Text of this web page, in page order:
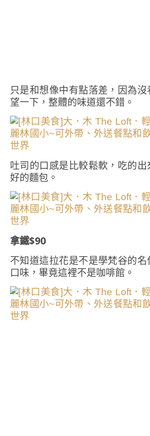
只是和想像中有點落差，因為
望一下，整體的味道還不錯。
吐司的口感是比較鬆軟，吃的
好的麵包。
拿鐵$90
不知道這拉花是不是學梵谷的
口味，畢竟這裡不是咖啡館。